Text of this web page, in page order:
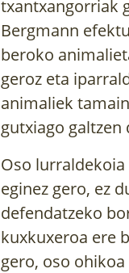
txantxangorriak
Bergmann
beroko
geroz eta
animaliek
gutxiago galtzen
Oso
eginez gero, ez
defendatzeko
kuxkuxeroa ere
gero, oso